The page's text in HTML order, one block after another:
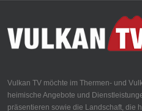
Vulkan TV möchte im Thermen- und
heimische Angebote und
präsentieren sowie die Landschaft, die